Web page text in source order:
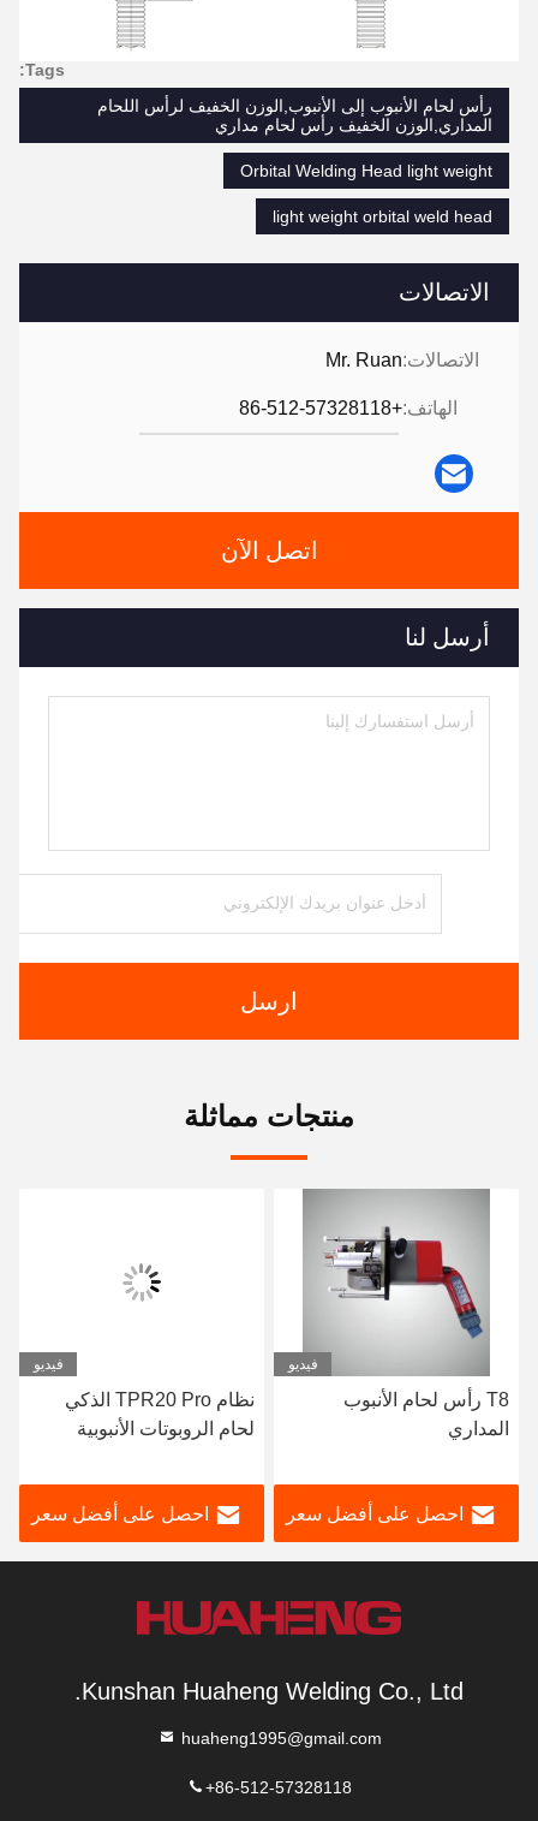
الاتصالات
الاتصالات:Mr. Ruan
الهاتف:+86-512-57328118
اتصل الآن
أرسل لنا
ارسل
Tags:
رأس لحام الأنبوب إلى الأنبوب,الوزن الخفيف لرأس اللحام
المداري,الوزن الخفيف رأس لحام مداري
Orbital Welding Head light weight
light weight orbital weld head
منتجات مماثلة
فيديو
T8 رأس لحام الأنبوب
المداري
احصل على أفضل سعر
فيديو
نظام TPR20 Pro الذكي
لحام الروبوتات الأنبوبية
احصل على أفضل سعر
Kunshan Huaheng Welding Co., Ltd.
huaheng1995@gmail.com
+86-512-57328118